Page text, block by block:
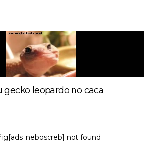
gecko leopardo no caca
not found